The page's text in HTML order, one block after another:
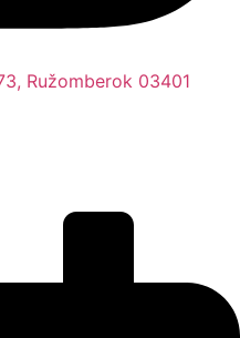
Ružomberok 03401